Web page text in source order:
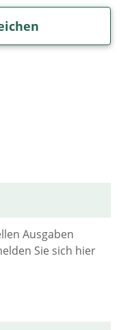
Ausgaben
Sie sich hier